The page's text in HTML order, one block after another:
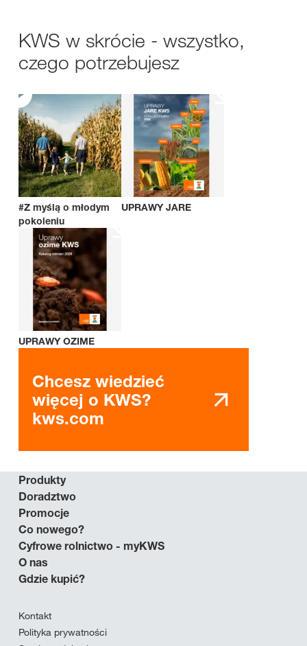
KWS w skrócie - wszystko,
czego potrzebujesz
#Z myślą o młodym
pokoleniu
UPRAWY JARE
UPRAWY OZIME
Chcesz wiedzieć
więcej o KWS?
kws.com
Produkty
Doradztwo
Promocje
Co nowego?
Cyfrowe rolnictwo - myKWS
O nas
Gdzie kupić?
Kontakt
Polityka prywatności